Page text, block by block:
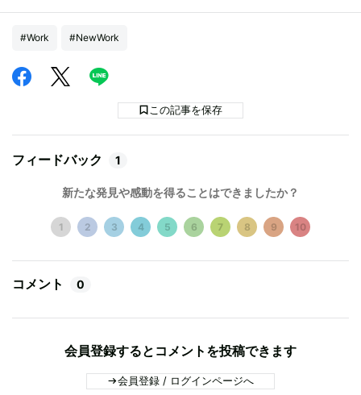
#Work #NewWork
この記事を保存
フィードバック 1
新たな発見や感動を得ることはできましたか？
1 2 3 4 5 6 7 8 9 10
コメント 0
会員登録するとコメントを投稿できます
会員登録 / ログインページへ